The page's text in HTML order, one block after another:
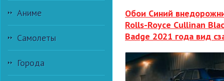
Аниме
Самолеты
Города
Обои Синий
Rolls-Royce Cullinan
Badge 2021 года вид